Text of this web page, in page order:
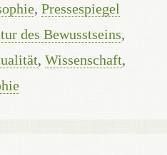
, Pressespiegel
des Bewusstseins,
, Wissenschaft,